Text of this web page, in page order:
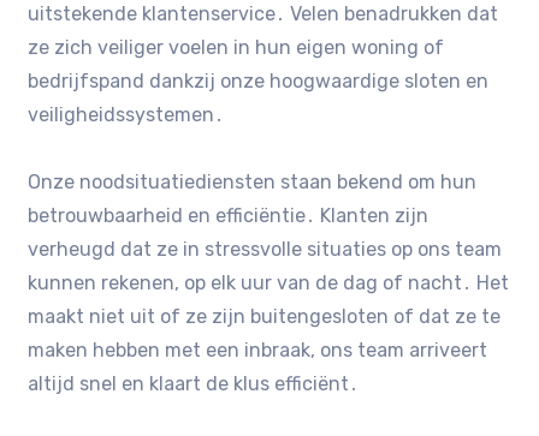
uitstekende klantenservice․ Velen benadrukken dat
ze zich veiliger voelen in hun eigen woning of
bedrijfspand dankzij onze hoogwaardige sloten en
veiligheidssystemen․
Onze noodsituatiediensten staan bekend om hun
betrouwbaarheid en efficiëntie․ Klanten zijn
verheugd dat ze in stressvolle situaties op ons team
kunnen rekenen, op elk uur van de dag of nacht․ Het
maakt niet uit of ze zijn buitengesloten of dat ze te
maken hebben met een inbraak, ons team arriveert
altijd snel en klaart de klus efficiënt․